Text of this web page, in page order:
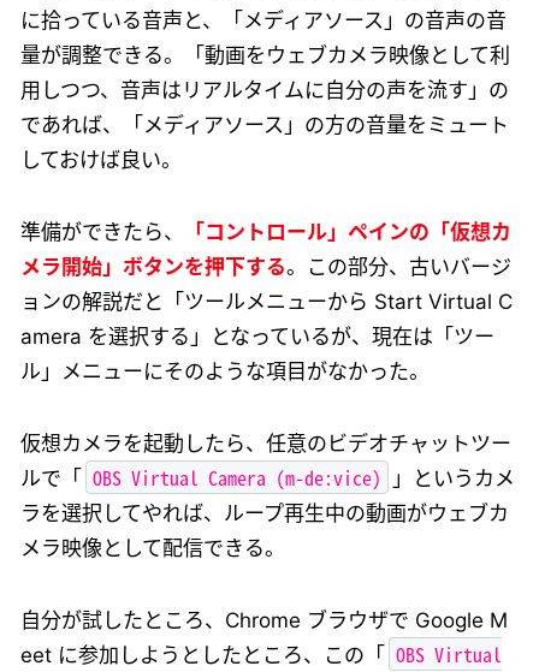
に拾っている音声と、「メディアソース」の音声の音
量が調整できる。「動画をウェブカメラ映像として利
用しつつ、音声はリアルタイムに自分の声を流す」の
であれば、「メディアソース」の方の音量をミュート
しておけば良い。
準備ができたら、
「コントロール」ペインの「仮想カ
メラ開始」ボタンを押下する。この部分、古いバージ
ョンの解説だと「ツールメニューから Start Virtual C
amera を選択する」となっているが、現在は「ツー
ル」メニューにそのような項目がなかった。
仮想カメラを起動したら、任意のビデオチャットツー
ルで「 OBS Virtual Camera (m-de:vice)
」というカメ
ラを選択してやれば、ループ再生中の動画がウェブカ
メラ映像として配信できる。
自分が試したところ、Chrome ブラウザで Google M
eet に参加しようとしたところ、この「 OBS Virtual